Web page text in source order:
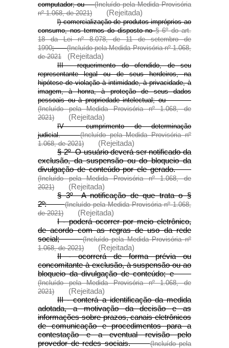
computador; ou(Incluído pela Medida Provisória
nº 1.068, de 2021)
(Rejeitada)
l) comercialização de produtos impróprios ao
consumo, nos termos do disposto no§ 6º do art.
18 da Lei nº 8.078, de 11 de setembro de
1990;(Incluído pela Medida Provisória nº 1.068,
de 2021
(Rejeitada)
III - requerimento do ofendido, de seu
representante legal ou de seus herdeiros, na
hipótese de violação à intimidade, à privacidade, à
imagem, à honra, à proteção de seus dados
pessoais ou à propriedade intelectual; ou
(Incluído pela Medida Provisória nº 1.068, de
2021)
(Rejeitada)
IV - cumprimento de determinação
judicial.(Incluído pela Medida Provisória nº
1.068, de 2021)
(Rejeitada)
§ 2º O usuário deverá ser notificado da
exclusão, da suspensão ou do bloqueio da
divulgação de conteúdo por ele gerado.
(Incluído pela Medida Provisória nº 1.068, de
2021)
(Rejeitada)
§ 3º A notificação de que trata o §
2º:(Incluído pela Medida Provisória nº 1.068,
de 2021)
(Rejeitada)
I - poderá ocorrer por meio eletrônico,
de acordo com as regras de uso da rede
social;(Incluído pela Medida Provisória nº
1.068, de 2021)
(Rejeitada)
II - ocorrerá de forma prévia ou
concomitante à exclusão, à suspensão ou ao
bloqueio da divulgação de conteúdo; e
(Incluído pela Medida Provisória nº 1.068, de
2021)
(Rejeitada)
III - conterá a identificação da medida
adotada, a motivação da decisão e as
informações sobre prazos, canais eletrônicos
de comunicação e procedimentos para a
contestação e a eventual revisão pelo
provedor de redes sociais.(Incluído pela